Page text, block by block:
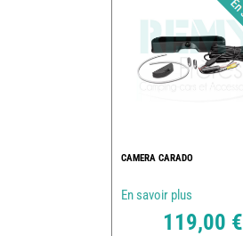
CAMERA CARADO
En savoir plus
119,00 €